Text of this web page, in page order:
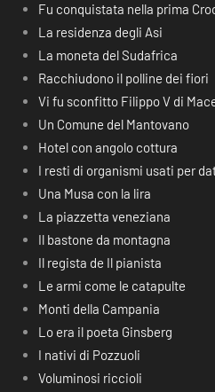
Fu conquistata nella prima
La residenza degli Asi
La moneta del Sudafrica
Racchiudono il polline dei fiori
Vi fu sconfitto Filippo V di
Un Comune del Mantovano
Hotel con angolo cottura
I resti di organismi usati per
Una Musa con la lira
La piazzetta veneziana
Il bastone da montagna
Il regista de Il pianista
Le armi come le catapulte
Monti della Campania
Lo era il poeta Ginsberg
I nativi di Pozzuoli
Voluminosi riccioli